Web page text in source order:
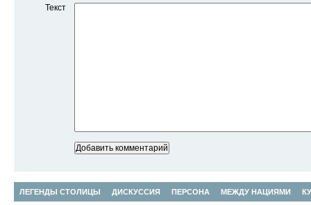
Текст
ЛЕГЕНДЫ СТОЛИЦЫ ДИСКУССИЯ ПЕРСОНА МЕЖДУ НАЦИЯМИ